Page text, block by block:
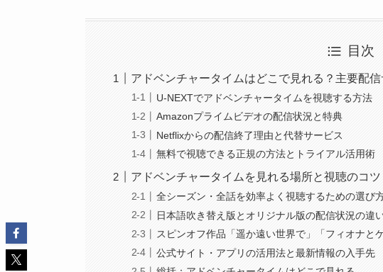
目次
アドベンチャータイムはどこで見れる？主要配
U-NEXTでアドベンチャータイムを視聴する方法
Amazonプライムビデオの配信状況と特典
Netflixからの配信終了理由と代替サービス
無料で視聴できる正規の方法とトライアル活用術
アドベンチャータイムを見れる場所と視聴のコツ
全シーズン・全話を効率よく視聴するための選び
日本語吹き替え版とオリジナル版の配信状況の違
スピンオフ作品「遥か遠い世界で」「フィオナと
公式サイト・アプリの活用法と最新情報の入手先